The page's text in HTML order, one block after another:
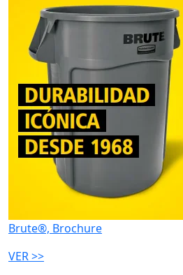
Brute®, Brochure
VER >>